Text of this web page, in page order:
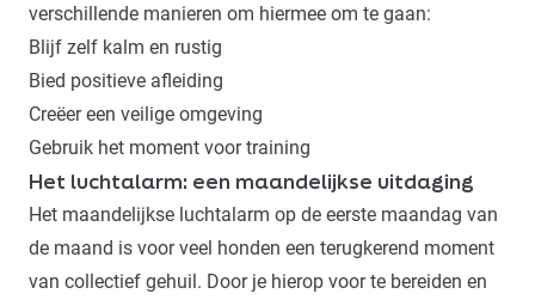
verschillende manieren om hiermee om te gaan:
Blijf zelf kalm en rustig
Bied positieve afleiding
Creëer een veilige omgeving
Gebruik het moment voor training
Het luchtalarm: een maandelijkse uitdaging
Het maandelijkse luchtalarm op de eerste maandag van
de maand is voor veel honden een terugkerend moment
van collectief gehuil. Door je hierop voor te bereiden en